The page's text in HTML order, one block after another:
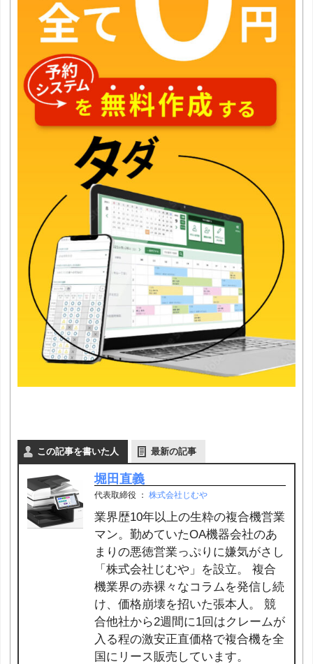
この記事を書いた人 最新の記事
堀田直義
代表取締役 ： 株式会社じむや
業界歴10年以上の生粋の複合機営業
マン。勤めていたOA機器会社のあ
まりの悪徳営業っぷりに嫌気がさし
「株式会社じむや」を設立。 複合
機業界の赤裸々なコラムを発信し続
け、価格崩壊を招いた張本人。 競
合他社から2週間に1回はクレームが
入る程の激安正直価格で複合機を全
国にリース販売しています。